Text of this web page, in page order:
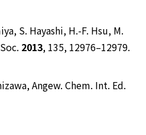
S. Hayashi, H.-F. Hsu, M.
2013, 135, 12976–12979.
Angew. Chem. Int. Ed.